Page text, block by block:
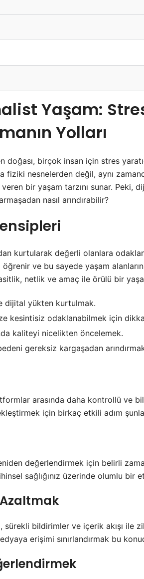
Yaşam:
Yolları
doğası, birçok insan için stres
fiziki nesnelerden değil, aynı
bir yaşam tarzını sunar. Peki,
nasıl arındırabilir?
kurtularak değerli olanlara
ve bu sayede yaşam
netlik ve amaç ile örülü bir
dijital yükten kurtulmak.
kesintisiz odaklanabilmek için
kaliteyi nicelikten öncelemek.
gereksiz kargaşadan
arasında daha kontrollü ve
için birkaç etkili adım
değerlendirmek için belirli
sağlığınız üzerinde olumlu bir
Azaltmak
sürekli bildirimler ve içerik akışı ile
erişimi sınırlandırmak bu